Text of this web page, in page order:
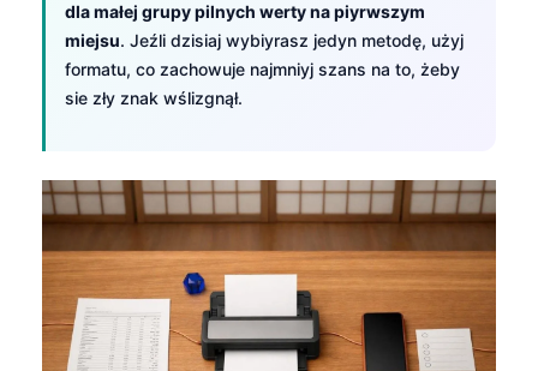
dla małej grupy pilnych werty na piyrwszym
miejsu. Jeźli dzisiaj wybiyrasz jedyn metodę, użyj
formatu, co zachowuje najmniyj szans na to, żeby
sie zły znak wślizgnął.